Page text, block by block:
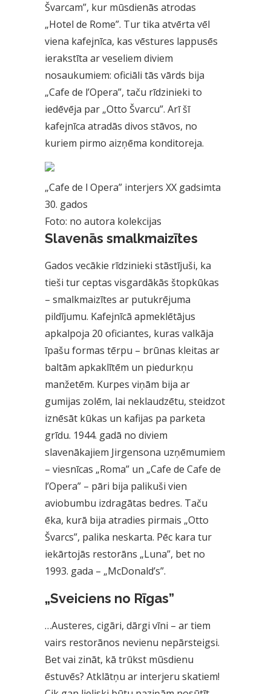
Švarcam”, kur mūsdienās atrodas
„Hotel de Rome”. Tur tika atvērta vēl
viena kafejnīca, kas vēstures lappusēs
ierakstīta ar veseliem diviem
nosaukumiem: oficiāli tās vārds bija
„Cafe de l’Opera”, taču rīdzinieki to
iedēvēja par „Otto Švarcu”. Arī šī
kafejnīca atradās divos stāvos, no
kuriem pirmo aizņēma konditoreja.
„Cafe de l Opera” interjers XX gadsimta
30. gados
Foto: no autora kolekcijas
Slavenās smalkmaizītes
Gados vecākie rīdzinieki stāstījuši, ka
tieši tur ceptas visgardākās štopkūkas
– smalkmaizītes ar putukrējuma
pildījumu. Kafejnīcā apmeklētājus
apkalpoja 20 oficiantes, kuras valkāja
īpašu formas tērpu – brūnas kleitas ar
baltām apkaklītēm un piedurkņu
manžetēm. Kurpes viņām bija ar
gumijas zolēm, lai neklaudzētu, steidzot
iznēsāt kūkas un kafijas pa parketa
grīdu. 1944. gadā no diviem
slavenākajiem Jirgensona uzņēmumiem
– viesnīcas „Roma” un „Cafe de Cafe de
l’Opera” – pāri bija palikuši vien
aviobumbu izdragātas bedres. Taču
ēka, kurā bija atradies pirmais „Otto
Švarcs”, palika neskarta. Pēc kara tur
iekārtojās restorāns „Luna”, bet no
1993. gada – „McDonald’s”.
„Sveiciens no Rīgas”
…Austeres, cigāri, dārgi vīni – ar tiem
vairs restorānos nevienu nepārsteigsi.
Bet vai zināt, kā trūkst mūsdienu
ēstuvēs? Atklātņu ar interjeru skatiem!